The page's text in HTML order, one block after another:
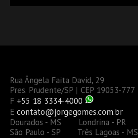
Rua Ângela Faita David, 29
Pres. Prudente/SP | CEP 19053-777
F +55 18 3334-4000
E contato@jorgegomes.com.br
Dourados - MS Londrina - PR
São Paulo - SP Três Lagoas - MS